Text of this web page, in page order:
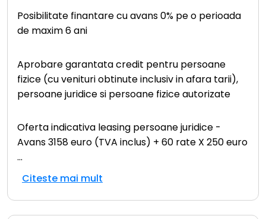
Posibilitate finantare cu avans 0% pe o perioada
de maxim 6 ani
Aprobare garantata credit pentru persoane
fizice (cu venituri obtinute inclusiv in afara tarii),
persoane juridice si persoane fizice autorizate
Oferta indicativa leasing persoane juridice -
Avans 3158 euro (TVA inclus) + 60 rate X 250 euro
...
Citeste mai mult